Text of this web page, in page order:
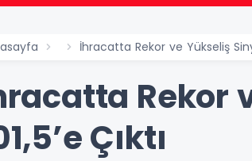
İhracatta Rekor ve Yükseliş
Rekor
Çıktı